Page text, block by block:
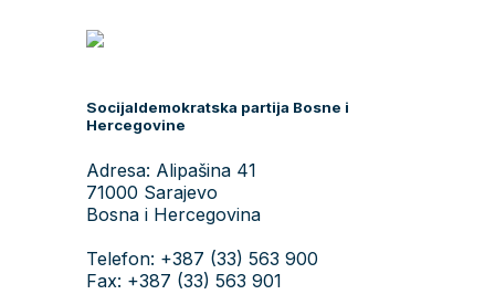
Socijaldemokratska partija Bosne i
Hercegovine
Adresa: Alipašina 41
71000 Sarajevo
Bosna i Hercegovina
Telefon: +387 (33) 563 900
Fax: +387 (33) 563 901